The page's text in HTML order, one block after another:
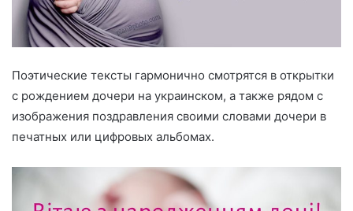
Поэтические тексты гармонично смотрятся в открытки
с рождением дочери на украинском, а также рядом с
изображения поздравления своими словами дочери в
печатных или цифровых альбомах.